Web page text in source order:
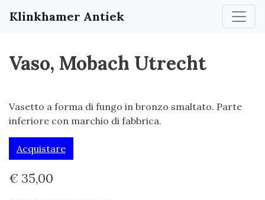
Klinkhamer Antiek
Vaso, Mobach Utrecht
Vasetto a forma di fungo in bronzo smaltato. Parte
inferiore con marchio di fabbrica.
Acquistare
€ 35,00